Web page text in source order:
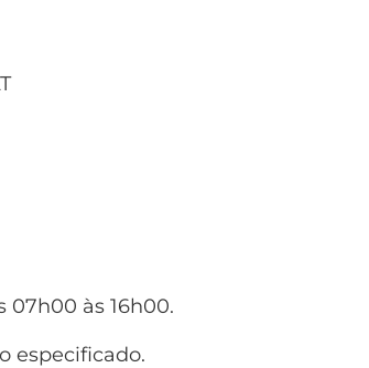
07h00 às 16h00.
especificado.